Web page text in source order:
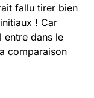
fallu tirer bien
! Car
entre dans le
comparaison